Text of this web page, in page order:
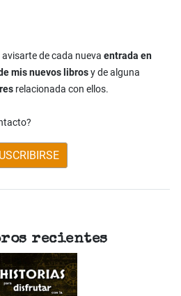
de cada nueva entrada en
mis nuevos librosy de alguna
relacionada con ellos.
recientes